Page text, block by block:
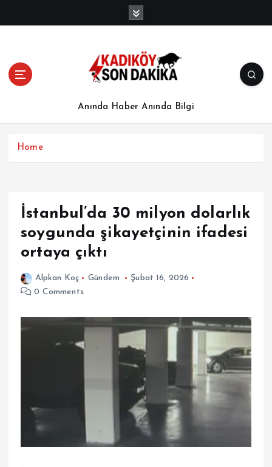
Anında Haber Anında Bilgi
Home
İstanbul’da 30 milyon dolarlık
soygunda şikayetçinin ifadesi
ortaya çıktı
Alpkan Koç Gündem
Şubat 16, 2026
0 Comments